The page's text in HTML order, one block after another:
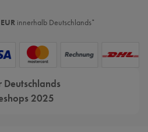
innerhalb Deutschlands*
Deutschlands
2025